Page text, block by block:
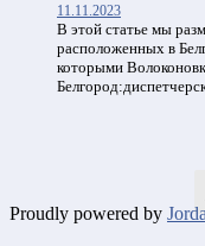
11.11.2023
В этой статье мы
расположенных в
которыми
Proudly powered by